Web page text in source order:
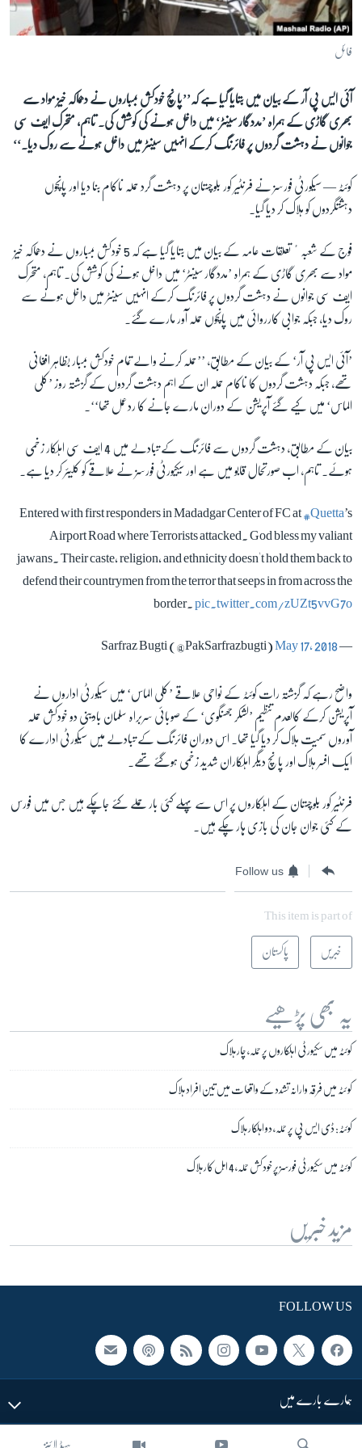
آرٹ
آزادیٔ صحافت
صحت
دلچسپ و عجیب
آڈیو
اسپیشل کوریج
اداریہ
Learning English
FOLLOW US
زبان
ہیڈ لائنز
فائل
آئی ایس پی آر کے بیان میں بتایا گیا ہے کہ’’پانچ خودکش بمباروں نے دھماکہ خیز مواد سے
بھری گاڑی کے ہمراہ ’مددگار سینٹر‘ میں داخل ہونے کی کوشش کی۔ تاہم، متحرک ایف سی
جوانوں نے دہشت گردوں پر فائرنگ کرکے انہیں سینٹر میں داخل ہونے سے روک دیا۔‘‘
کوئٹہ —سیکورٹی فورسز نے فرنٹیر کور بلوچستان پر دہشت گرد حملہ ناکام بنا دیا اور پانچوں
دہشتگردوں کو ہلاک کر دیا گیا۔
فوج کے شعبہٴ تعلقات عامہ کے بیان میں بتایا گیا ہے کہ 5 خودکش بمباروں نے دھماکہ خیز
مواد سے بھری گاڑی کے ہمراہ ’مددگار سینٹر‘ میں داخل ہونے کی کوشش کی۔ تاہم، متحرک
ایف سی جوانوں نے دہشت گردوں پر فائرنگ کرکے انہیں سینٹر میں داخل ہونے سے
روک دیا، جبکہ جوابی کارروائی میں پانچوں حملہ آور مارے گئے۔
’آئی ایس پی آر‘ کے بیان کے مطابق، ’’حملہ کرنے والے تمام خودکش بمبار بظاہر افغانی
تھے، جبکہ دہشت گردوں کا ناکام حملہ ان کے اہم دہشت گردوں کے گزشتہ روز ’کلی
الماس‘ میں کیے گئے آپریشن کے دوران مارے جانے کا ردعمل تھا‘‘۔
بیان کے مطابق، دہشت گردوں سے فائرنگ کے تبادلے میں 4 ایف سی اہلکار زخمی
ہوئے۔ تاہم، اب صورتحال قابو میں ہے اور سیکیورٹی فورسز نے علاقے کو کلیئر کر دیا ہے۔
Entered with first responders in Madadgar Center of FC at #Quetta’s
Airport Road where Terrorists attacked. God bless my valiant
jawans. Their caste, religion, and ethnicity doesn't hold them back to
defend their countrymen from the terror that seeps in from across the
border. pic.twitter.com/zUZt5vvG7o
— Sarfraz Bugti (@PakSarfrazbugti)
May 17, 2018
واضح رہے کہ گزشتہ رات کوئٹہ کے نواحی علاقے ’کلی الماس‘ میں سیکورٹی اداروں نے
آپریشن کرکے کالعدم تنظیم ’لشکر جھنگوی‘ کے صوبائی سربراہ سلمان بادینی دو خودکش حملہ
آوروں سمیت ہلاک کر دیا گیا تھا۔ اس دوران فائرنگ کے تبادلے میں سیکورٹی ادارے کا
ایک افسر ہلاک اور پانچ دیگر اہلکاران شدید زخمی ہوگئے تھے۔
فرنٹیر کور بلوچستان کے اہلکاروں پر اس سے پہلے کئی بار حملے کئے جاچکے ہیں جس میں فورس
کے کئی جوان جان کی بازی ہار چکے ہیں۔
Follow us
This item is part of
خبریں پاکستان
یہ بھی پڑھیے
کوئٹہ میں سکیورٹی اہلکاروں پر حملہ، چار ہلاک
کو ئٹہ میں فرقہ وارانہ تشدد کے واقعات میں تین افراد ہلاک
کوئٹہ: ڈی ایس پی پر حملہ، دو اہلکار ہلاک
کوئٹہ میں سکیورٹی فورسز پر خودکش حملہ، 4 اہل کار ہلاک
مزید خبریں
FOLLOW US
ہمارے بارے میں